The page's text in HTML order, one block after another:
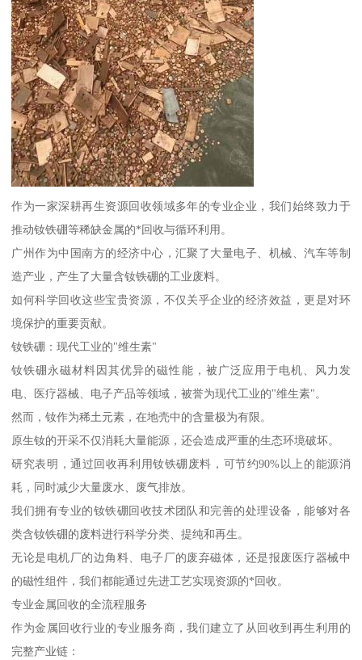
作为一家深耕再生资源回收领域多年的专业企业，我们始终致力于
推动钕铁硼等稀缺金属的*回收与循环利用。
广州作为中国南方的经济中心，汇聚了大量电子、机械、汽车等制
造产业，产生了大量含钕铁硼的工业废料。
如何科学回收这些宝贵资源，不仅关乎企业的经济效益，更是对环
境保护的重要贡献。
钕铁硼：现代工业的"维生素"
钕铁硼永磁材料因其优异的磁性能，被广泛应用于电机、风力发
电、医疗器械、电子产品等领域，被誉为现代工业的"维生素"。
然而，钕作为稀土元素，在地壳中的含量极为有限。
原生钕的开采不仅消耗大量能源，还会造成严重的生态环境破坏。
研究表明，通过回收再利用钕铁硼废料，可节约90%以上的能源消
耗，同时减少大量废水、废气排放。
我们拥有专业的钕铁硼回收技术团队和完善的处理设备，能够对各
类含钕铁硼的废料进行科学分类、提纯和再生。
无论是电机厂的边角料、电子厂的废弃磁体，还是报废医疗器械中
的磁性组件，我们都能通过先进工艺实现资源的*回收。
专业金属回收的全流程服务
作为金属回收行业的专业服务商，我们建立了从回收到再生利用的
完整产业链：